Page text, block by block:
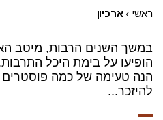
ראשי ›ארכיון
במשך השנים הרבות, מיטב
הופיעו על בימת היכל
הנה טעימה של כמה פוסטרים
להיזכר...